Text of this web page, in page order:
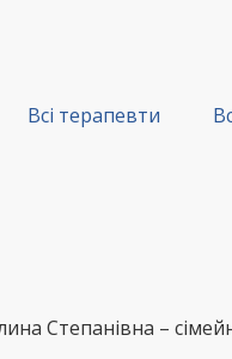
Всі терапевти
Степанівна –